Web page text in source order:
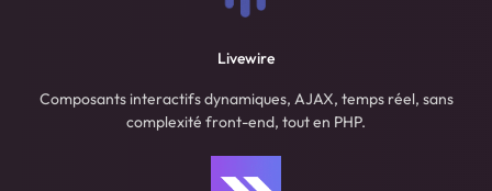
Livewire
Composants interactifs dynamiques, AJAX, temps réel, sans
complexité front-end, tout en PHP.